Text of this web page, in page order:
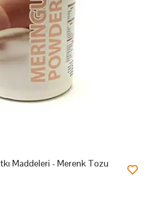
Maddeleri - Merenk Tozu